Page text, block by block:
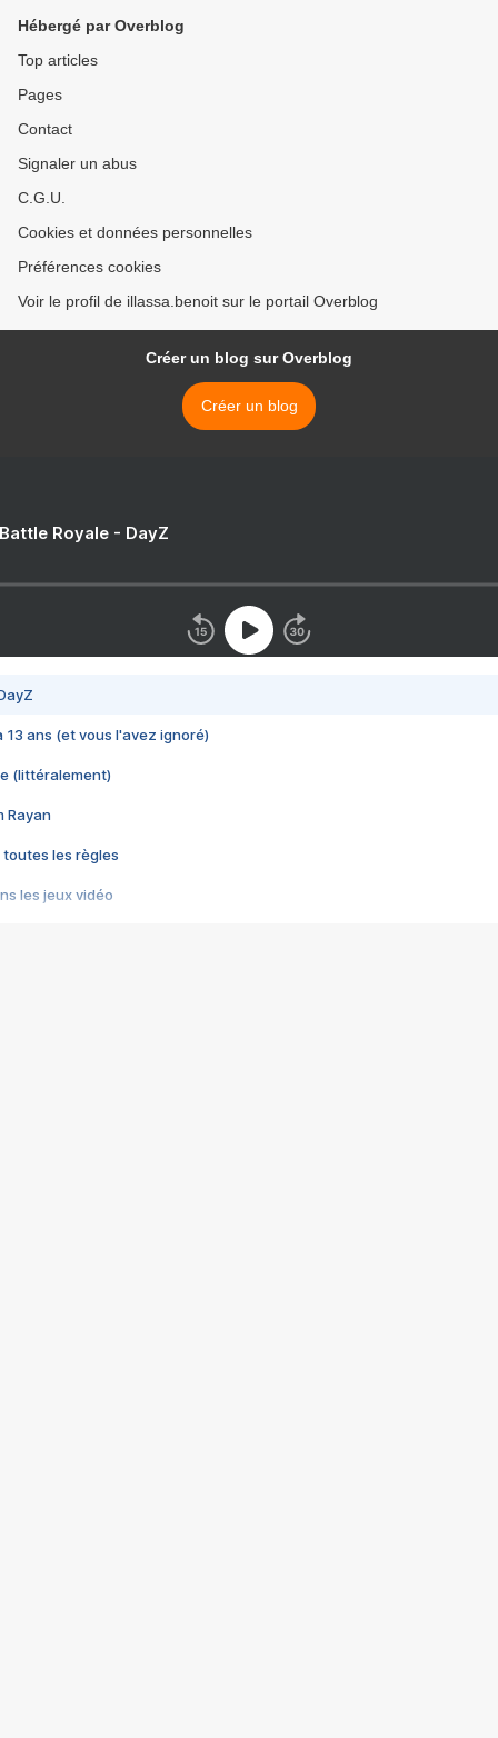
Hébergé par Overblog
Top articles
Pages
Contact
Signaler un abus
C.G.U.
Cookies et données personnelles
Préférences cookies
Voir le profil de illassa.benoit sur le portail Overblog
Créer un blog sur Overblog
Créer un blog
Royale - DayZ
13 ans (et vous l'avez ignoré)
(littéralement)
Rayan
toutes les règles
les jeux vidéo